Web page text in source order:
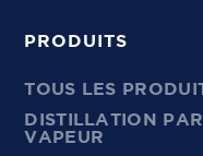
PRODUITS
TOUS LES
DISTILLATION
VAPEUR